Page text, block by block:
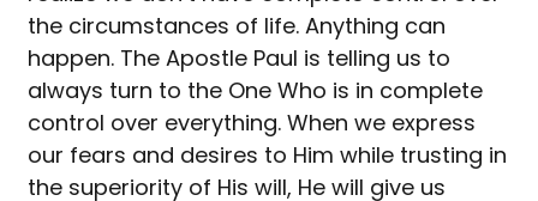
the circumstances of life. Anything can
happen. The Apostle Paul is telling us to
always turn to the One Who is in complete
control over everything. When we express
our fears and desires to Him while trusting in
the superiority of His will, He will give us